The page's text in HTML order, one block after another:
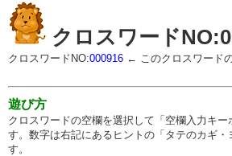
クロスワード
クロスワードNO:000916 ← このクロスワード
遊び方
クロスワードの空欄を選択して「空欄入力キー
す。数字は右記にあるヒントの「タテのカギ
す。